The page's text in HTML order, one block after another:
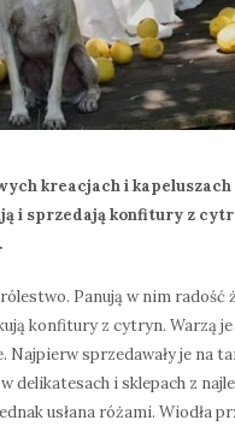
kreacjach i
i sprzedają konfitury z
Panują w nim
konfitury z cytryn. Warzą
sprzedawały je na
i sklepach z
usłana różami. Wiodła